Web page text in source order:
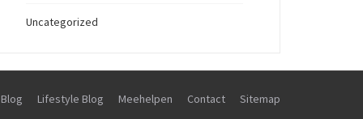
Uncategorized
Lifestyle Blog Meehelpen Contact Sitemap